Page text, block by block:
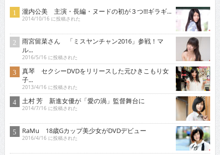
瀧内公美 主演・長編・ヌードの初が３つ!!!ギラギ...
2014/10/16 に投稿された
雨宮留菜さん 「ミスヤンチャン2016」参戦！マ
ル...
2016/5/16 に投稿された
真琴 セクシーDVDをリリースした元ひきこもり女
子...
2013/4/16 に投稿された
土村 芳 新進女優が「愛の渦」監督舞台に
2014/7/16 に投稿された
RaMu 18歳Gカップ美少女がDVDデビュー
2016/4/16 に投稿された